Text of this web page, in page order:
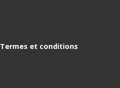
Termes et conditions